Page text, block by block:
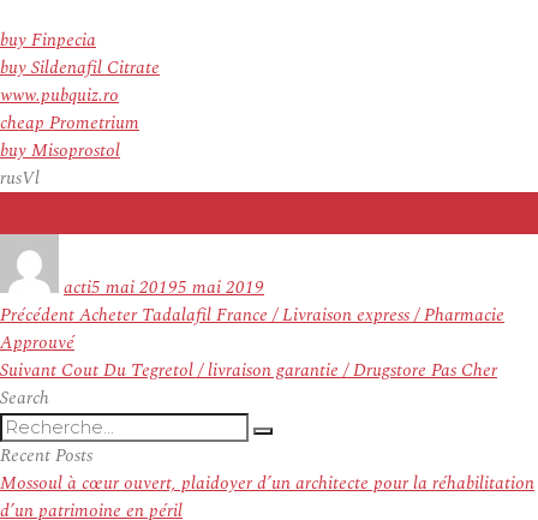
buy Finpecia
buy Sildenafil Citrate
www.pubquiz.ro
cheap Prometrium
buy Misoprostol
rusVl
actile
5 mai 20195 mai 2019
Navigation
de
l’article
PrécédentArticle
Acheter Tadalafil France / Livraison express / Pharmacie
Approuvé
Suivant Article
Cout Du Tegretol / livraison garantie / Drugstore Pas Cher
Search
Recherche
pour
:
Recherche
Recent Posts
Mossoul à cœur ouvert, plaidoyer d’un architecte pour la réhabilitation
d’un patrimoine en péril